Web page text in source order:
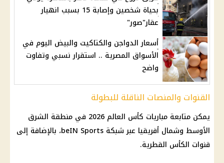
بحياة شخصين وإصابة 15 بسبب انهيار
عقار"صور"
أسعار الدواجن والكتاكيت والبيض اليوم في
الأسواق المصرية .. استقرار نسبي وتفاوت
واضح
القنوات والمنصات الناقلة للبطولة
يمكن متابعة مباريات كأس العالم 2026
في منطقة الشرق
الأوسط وشمال أفريقيا عبر شبكة beIN Sports، بالإضافة إلى
قنوات الكأس القطرية.